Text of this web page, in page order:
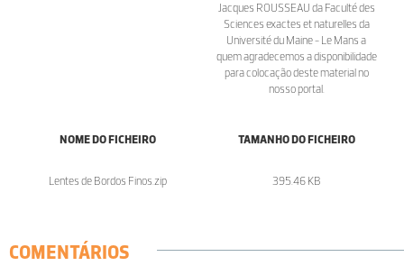
Jacques ROUSSEAU da Faculté des
Sciences exactes et naturelles da
Université du Maine - Le Mans a
quem agradecemos a disponibilidade
para colocação deste material no
nosso portal.
NOME DO FICHEIRO
Lentes de Bordos Finos.zip
TAMANHO DO FICHEIRO
395.46 KB
COMENTÁRIOS